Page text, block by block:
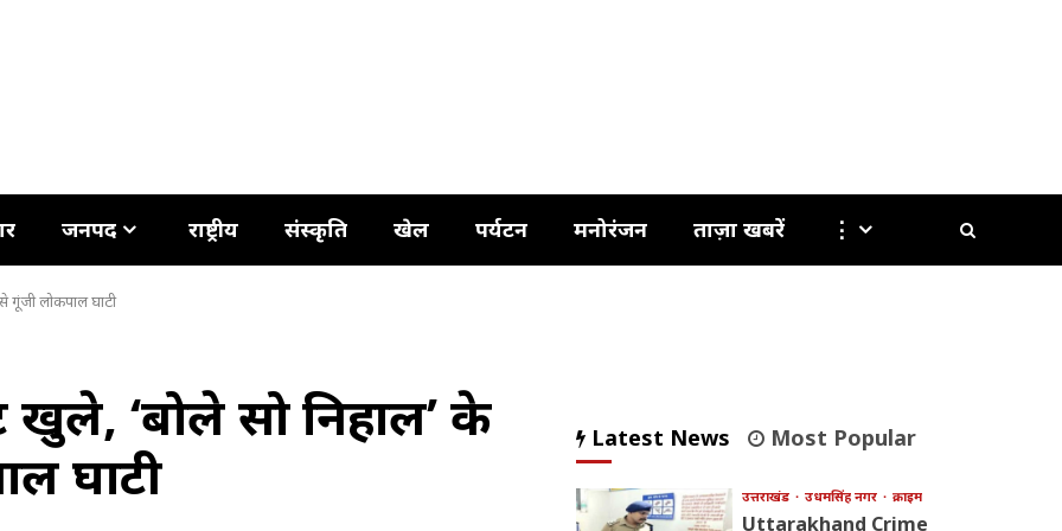
जनपद राष्ट्रीय संस्कृति खेल पर्यटन मनोरंजन ताज़ा खबरें ⋮
गूंजी लोकपाल घाटी
‘बोले सो निहाल’ के
घाटी
Latest News Most Popular
उत्तराखंड उधमसिंह नगर क्राइम
Uttarakhand Crime